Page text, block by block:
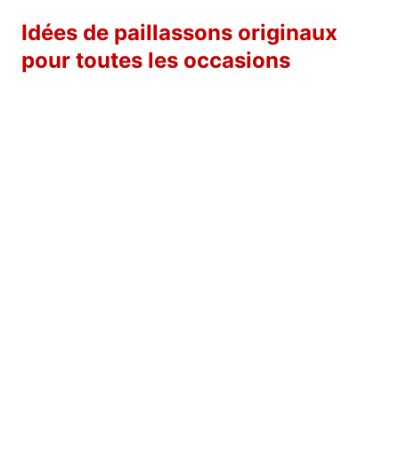
Idées de paillassons originaux
pour toutes les occasions